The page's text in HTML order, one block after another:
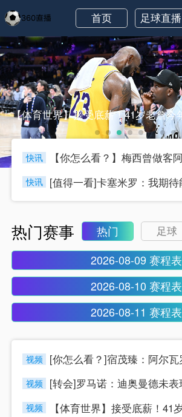
首页 足球直播
快讯
快讯
热门赛事 热门 足球
2026-08-09 赛程表
2026-08-10 赛程表
2026-08-11 赛程表
视频
视频
视频